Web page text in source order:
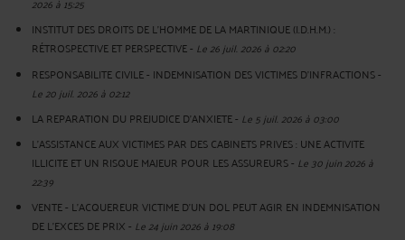
INSTITUT DES DROITS DE L'HOMME DE LA MARTINIQUE (I.D.H.M.) :
RÉTROSPECTIVE ET PERSPECTIVE- Le 26 juil. 2026 à 02:20
RESPONSABILITE CIVILE - INDEMNISATION DES VICTIMES D'INFRACTIONS-
Le 20 juil. 2026 à 02:12
LA REPARATION DU PREJUDICE D’ANXIETE- Le 5 juil. 2026 à 03:00
L'ASSISTANCE AUX VICTIMES PAR DES CABINETS PRIVES : UNE ACTIVITE
ILLICITE ET UN RISQUE MAJEUR POUR LES ASSUREURS- Le 30 juin 2026 à
22:39
VENTE - L'ACQUEREUR VICTIME D'UN DOL PEUT AGIR EN INDEMNISATION
DE L'EXCES DE PRIX- Le 24 juin 2026 à 19:08